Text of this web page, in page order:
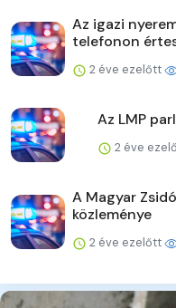
Az igazi
telefonon
2 éve ezelőtt
Az LMP
2 éve
A Magyar
közleménye
2 éve ezelőtt